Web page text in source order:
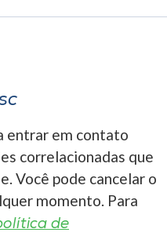
entrar em contato
correlacionadas que
Você pode cancelar o
momento. Para
de